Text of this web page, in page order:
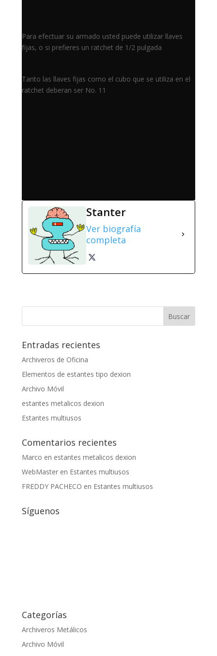
Para efectuar su armado usted puede utilizar llaves
fijas, o si prefieres un ratchet de 1/2 pulgada
Tanto las llaves fijas como el cubo que se utiliza en el
ratchet deberan ser No. 11
Stanter
Ver biografía
completa
Entradas recientes
Archiveros de Oficina
Elementos de estantes tipo dexion
Archivo Móvil
estantes metalicos dexion
Estantes multiusos
Comentarios recientes
Marco en estantes metalicos dexion
WebMasteren Estantes multiusos
FREDDY PACHECO en Estantes multiusos
Síguenos
Categorías
Archiveros Metálicos
Archivo Móvil